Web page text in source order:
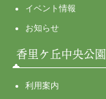
イベント情報
お知らせ
香里ケ丘中央公園
利用案内